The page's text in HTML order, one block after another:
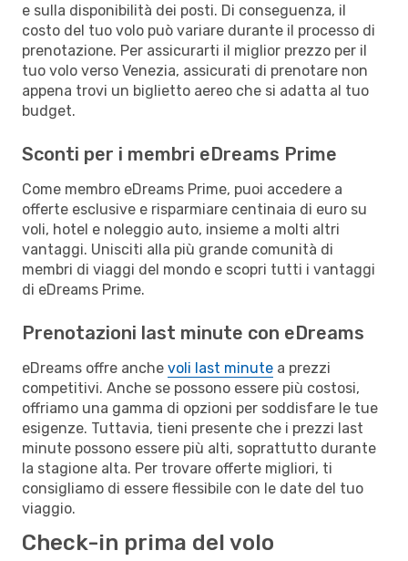
e sulla disponibilità dei posti. Di conseguenza, il
costo del tuo volo può variare durante il processo di
prenotazione. Per assicurarti il miglior prezzo per il
tuo volo verso Venezia, assicurati di prenotare non
appena trovi un biglietto aereo che si adatta al tuo
budget.
Sconti per i membri eDreams Prime
Come membro eDreams Prime, puoi accedere a
offerte esclusive e risparmiare centinaia di euro su
voli, hotel e noleggio auto, insieme a molti altri
vantaggi. Unisciti alla più grande comunità di
membri di viaggi del mondo e scopri tutti i vantaggi
di eDreams Prime.
Prenotazioni last minute con eDreams
eDreams offre anche voli last minute a prezzi
competitivi. Anche se possono essere più costosi,
offriamo una gamma di opzioni per soddisfare le tue
esigenze. Tuttavia, tieni presente che i prezzi last
minute possono essere più alti, soprattutto durante
la stagione alta. Per trovare offerte migliori, ti
consigliamo di essere flessibile con le date del tuo
viaggio.
Check-in prima del volo